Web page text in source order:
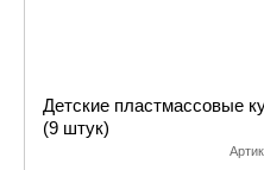
Детские пластмассовые
(9 штук)